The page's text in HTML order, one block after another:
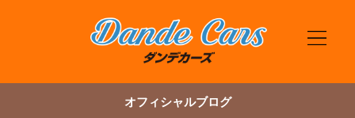
オフィシャルブログ